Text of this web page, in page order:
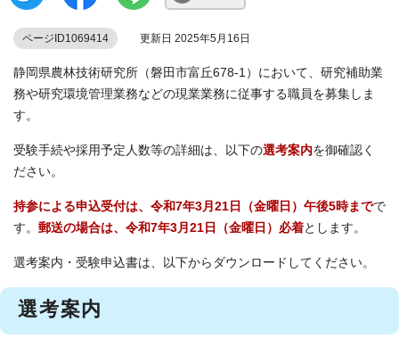
ページID1069414 更新日 2025年5月16日
静岡県農林技術研究所（磐田市富丘678-1）において、研究補助業
務や研究環境管理業務などの現業業務に従事する職員を募集しま
す。
受験手続や採用予定人数等の詳細は、以下の選考案内を御確認く
ださい。
持参による申込受付は、令和7年3月21日（金曜日）午後5時までで
す。 郵送の場合は、令和7年3月21日（金曜日）必着とします。
選考案内・受験申込書は、以下からダウンロードしてください。
選考案内